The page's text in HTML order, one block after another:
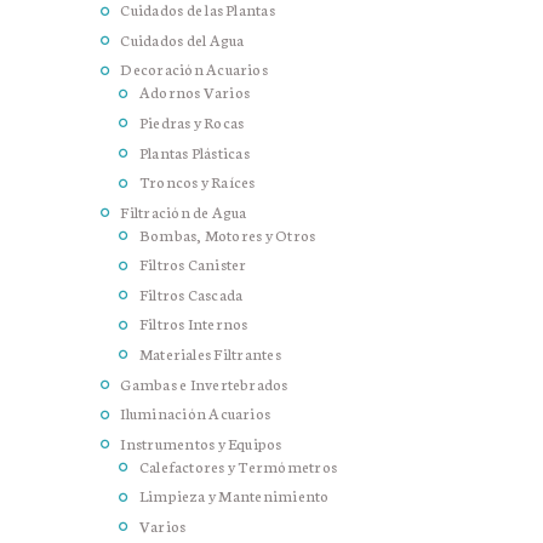
Cuidados de las Plantas
Cuidados del Agua
Decoración Acuarios
Adornos Varios
Piedras y Rocas
Plantas Plásticas
Troncos y Raíces
Filtración de Agua
Bombas, Motores y Otros
Filtros Canister
Filtros Cascada
Filtros Internos
Materiales Filtrantes
Gambas e Invertebrados
Iluminación Acuarios
Instrumentos y Equipos
Calefactores y Termómetros
Limpieza y Mantenimiento
Varios